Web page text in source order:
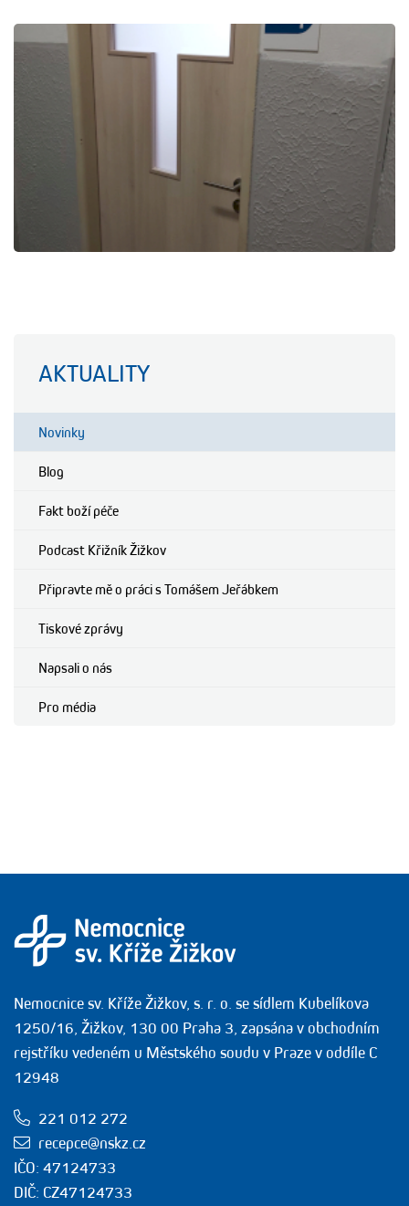
AKTUALITY
Novinky
Blog
Fakt boží péče
Podcast Křižník Žižkov
Připravte mě o práci s Tomášem Jeřábkem
Tiskové zprávy
Napsali o nás
Pro média
Nemocnice sv. Kříže Žižkov, s. r. o. se sídlem Kubelíkova
1250/16, Žižkov, 130 00 Praha 3, zapsána v obchodním
rejstříku vedeném u Městského soudu v Praze v oddíle C
12948
221 012 272
recepce@nskz.cz
IČO: 47124733
DIČ: CZ47124733